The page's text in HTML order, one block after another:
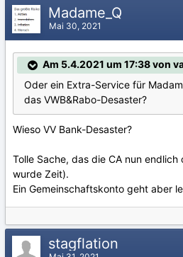
Madame_Q
Mai 30, 2021
Am 5.4.2021 um 17:38 von
Oder ein Extra-Service für
das VWB&Rabo-Desaster?
Wieso VV Bank-Desaster?
Tolle Sache, das die CA nun
wurde Zeit).
Ein Gemeinschaftskonto geht aber
stagflation